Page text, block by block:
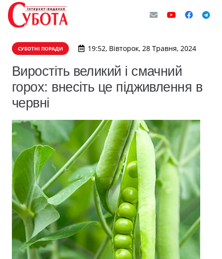
СУБОТНІ ПОРАДИ 19:52, Вівторок, 28 Травня, 2024
Виростіть великий і смачний
горох: внесіть це підживлення в
червні